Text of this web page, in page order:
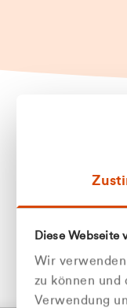
Diese Webseite
Wir
zu können und
Verwendung